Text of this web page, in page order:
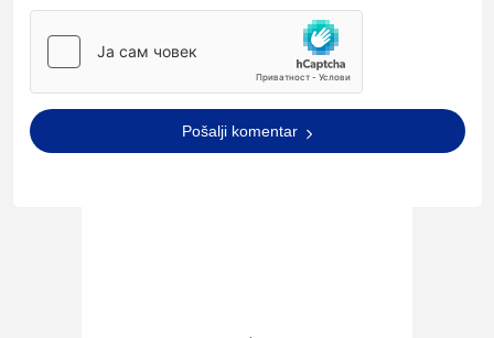
Pošalji komentar